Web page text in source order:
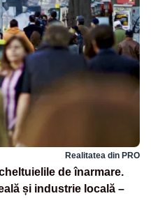
Realitatea din PRO
de înarmare.
și industrie locală –